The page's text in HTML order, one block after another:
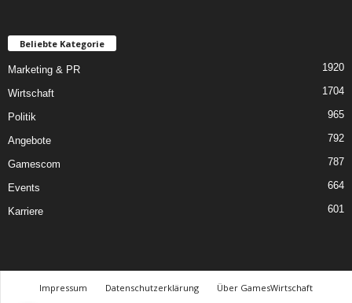
Beliebte Kategorie
Marketing & PR 1920
Wirtschaft 1704
Politik 965
Angebote 792
Gamescom 787
Events 664
Karriere 601
Impressum Datenschutzerklärung
Über GamesWirtschaft